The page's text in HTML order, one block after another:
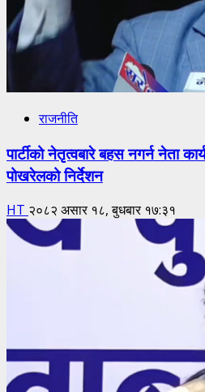
राजनीति
पार्टीको नेतृत्वबारे बहस नगर्न नेता
पोखरेलको निर्देशन
HT २०८२ असार १८, बुधबार १७:३१